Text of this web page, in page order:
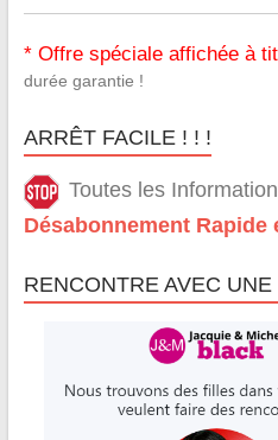
* Offre spéciale affichée à
durée garantie !
ARRÊT FACILE ! ! !
Toutes les
Désabonnement Rapide
RENCONTRE AVEC UNE